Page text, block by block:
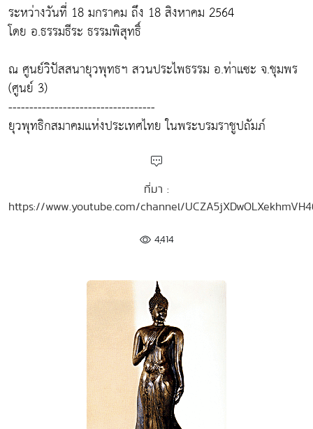
ระหว่างวันที่ 18 มกราคม ถึง 18 สิงหาคม 2564
โดย อ.ธรรมธีระ ธรรมพิสุทธิ์
ณ ศูนย์วิปัสสนายุวพุทธฯ สวนประไพธรรม อ.ท่าแซะ จ.ชุมพร
(ศูนย์ 3)
-----------------------------------
ยุวพุทธิกสมาคมแห่งประเทศไทย ในพระบรมราชูปถัมภ์
ที่มา :
https://www.youtube.com/channel/
4,414